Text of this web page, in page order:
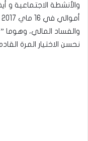
والأنشطة الاجتماعية و
والفساد المالي، وهوما
نحسن الاختيار المرة